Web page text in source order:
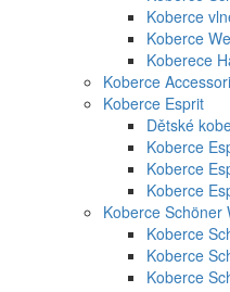
Koberce
Koberce
Koberece
Koberce
Koberce Esprit
Dětské
Koberce
Koberce
Koberce
Koberce Schöner
Koberce
Koberce
Koberce